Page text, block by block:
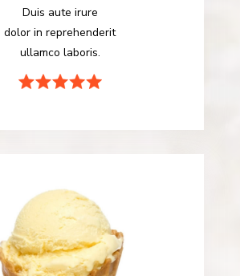
Duis aute irure
dolor in reprehenderit
ullamco laboris.